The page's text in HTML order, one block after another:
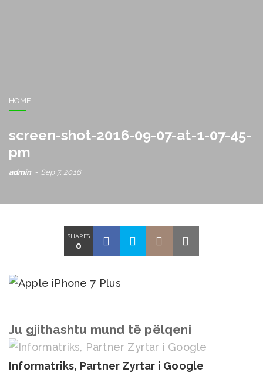
HOME
screen-shot-2016-09-07-at-1-07-45-
pm
admin Sep 7, 2016
SHARES
0
Ju gjithashtu mund të pëlqeni
Informatriks, Partner Zyrtar i Google